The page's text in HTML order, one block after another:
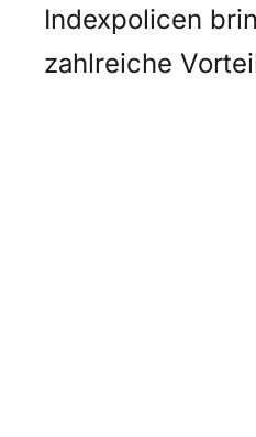
Indexpolicen
zahlreiche